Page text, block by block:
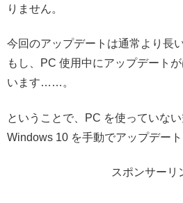
りません。
今回のアップデートは通常より長
もし、PC 使用中にアップデート
います……。
ということで、PC を使っていな
Windows 10 を手動でアップデート
スポンサーリ